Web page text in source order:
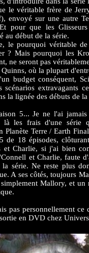
le véritable frère de
envoyé sur une autre
pour que les
au début de la série.
le pourquoi véritable
? Mais pourquoi les
ne seront pas
Quinns, où la plupart
budget conséquent,
scénarios extravagants
la lignée des débuts de
5... Je ne l'ai
là les frais d'une série
Planète Terre / Earth
de 18 épisodes,
et Charlie, si j'ai bien
et Charlie, faute
la série. Ne reste plus
A ses côtés, toujours
Mallory, et un
pas personnellement
en DVD chez